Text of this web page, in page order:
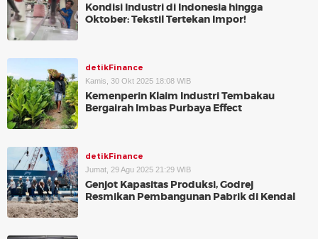
Kondisi Industri di Indonesia hingga
Oktober: Tekstil Tertekan Impor!
detikFinance
Kamis, 30 Okt 2025 18:08 WIB
Kemenperin Klaim Industri Tembakau
Bergairah Imbas Purbaya Effect
detikFinance
Jumat, 29 Agu 2025 21:29 WIB
Genjot Kapasitas Produksi, Godrej
Resmikan Pembangunan Pabrik di Kendal